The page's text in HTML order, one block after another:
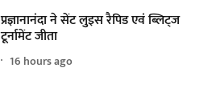
प्रज्ञानानंदा ने सेंट लुइस रैपिड एवं ब्लिट्ज
टूर्नामेंट जीता
16 hours ago